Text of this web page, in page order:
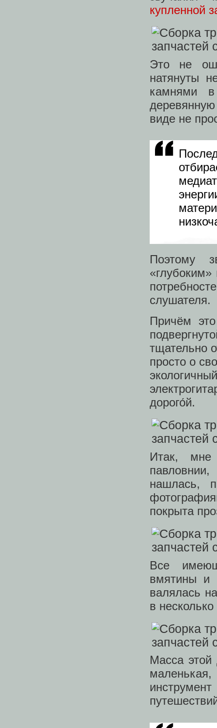
купленной
Это не
натянуты
камнями
виде не
Поэтому
слушателя.
Причём
тщательно
просто о
дорого́й.
Итак, мне
нашлась,
покрыта
Все
вмятины и
валялась
в
Масса этой